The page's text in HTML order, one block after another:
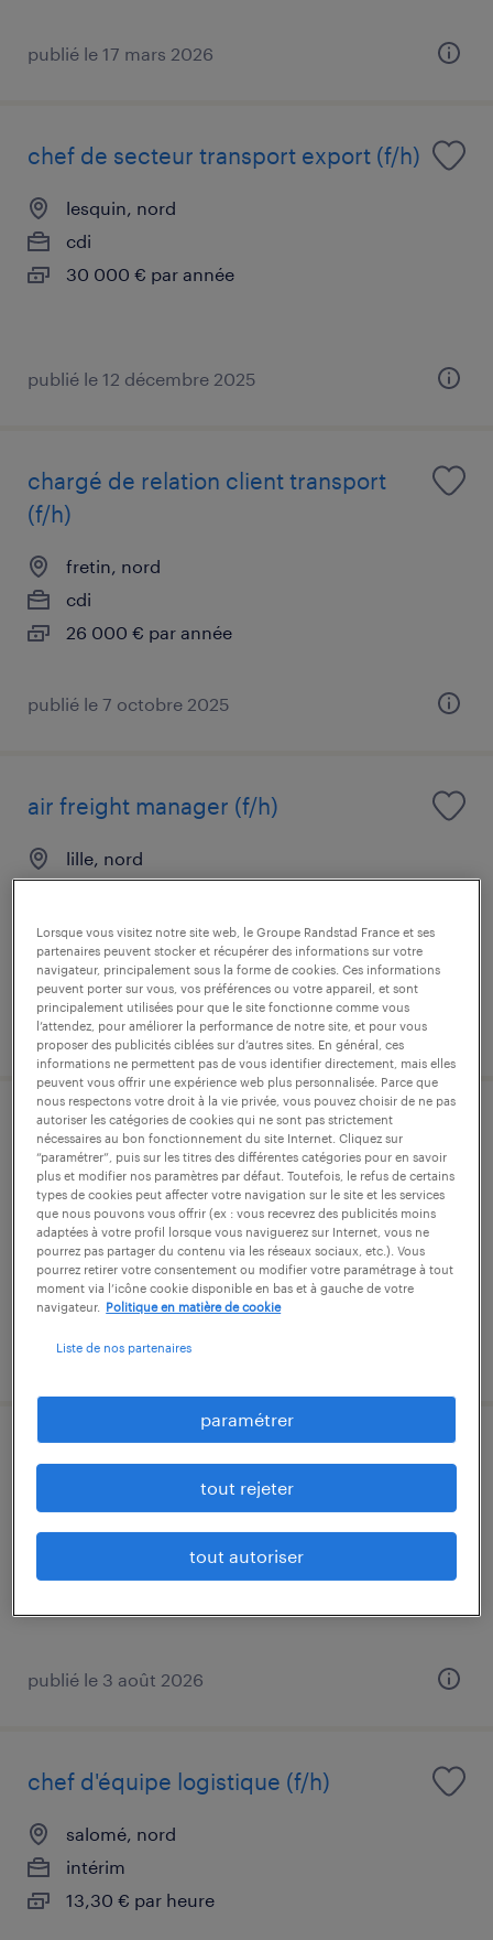
publié le 17 mars 2026
chef de secteur transport export (f/h)
lesquin, nord
cdi
30 000 € par année
publié le 12 décembre 2025
chargé de relation client transport
(f/h)
fretin, nord
cdi
26 000 € par année
publié le 7 octobre 2025
air freight manager (f/h)
lille, nord
45 000 € - 50 000 € par année
publié le 17 septembre 2025
manutentionnaire (f/h)
fretin, nord
intérim
12,31 € par heure
publié le 7 juillet 2026
sainghin-en-mélantois, nord
publié le 3 août 2026
chef d'équipe logistique (f/h)
salomé, nord
intérim
13,30 € par heure
Lorsque vous visitez notre site web, le Groupe Randstad France et ses
partenaires peuvent stocker et récupérer des informations sur votre
navigateur, principalement sous la forme de cookies. Ces informations
peuvent porter sur vous, vos préférences ou votre appareil, et sont
principalement utilisées pour que le site fonctionne comme vous
l’attendez, pour améliorer la performance de notre site, et pour vous
proposer des publicités ciblées sur d’autres sites. En général, ces
informations ne permettent pas de vous identifier directement, mais elles
peuvent vous offrir une expérience web plus personnalisée. Parce que
nous respectons votre droit à la vie privée, vous pouvez choisir de ne pas
autoriser les catégories de cookies qui ne sont pas strictement
nécessaires au bon fonctionnement du site Internet. Cliquez sur
“paramétrer”, puis sur les titres des différentes catégories pour en savoir
plus et modifier nos paramètres par défaut. Toutefois, le refus de certains
types de cookies peut affecter votre navigation sur le site et les services
que nous pouvons vous offrir (ex : vous recevrez des publicités moins
adaptées à votre profil lorsque vous naviguerez sur Internet, vous ne
pourrez pas partager du contenu via les réseaux sociaux, etc.). Vous
pourrez retirer votre consentement ou modifier votre paramétrage à tout
moment via l’icône cookie disponible en bas et à gauche de votre
navigateur.
Politique en matière de cookie
Liste de nos partenaires
paramétrer
tout rejeter
tout autoriser